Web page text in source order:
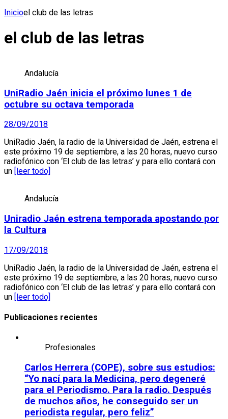
Inicioel club de las letras
el club de las letras
Andalucía
UniRadio Jaén inicia el próximo lunes 1 de
octubre su octava temporada
28/09/2018
UniRadio Jaén, la radio de la Universidad de Jaén, estrena el
este próximo 19 de septiembre, a las 20 horas, nuevo curso
radiofónico con ‘El club de las letras’ y para ello contará con
un
[leer todo]
Andalucía
Uniradio Jaén estrena temporada apostando por
la Cultura
17/09/2018
UniRadio Jaén, la radio de la Universidad de Jaén, estrena el
este próximo 19 de septiembre, a las 20 horas, nuevo curso
radiofónico con ‘El club de las letras’ y para ello contará con
un [leer todo]
Publicaciones recientes
Profesionales
Carlos Herrera (COPE), sobre sus estudios:
“Yo nací para la Medicina, pero degeneré
para el Periodismo. Para la radio. Después
de muchos años, he conseguido ser un
periodista regular, pero feliz”